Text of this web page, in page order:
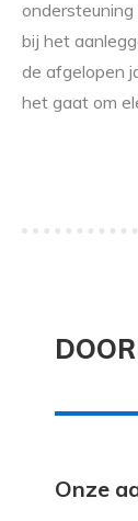
bij het
de afgelopen
het gaat om
Onze